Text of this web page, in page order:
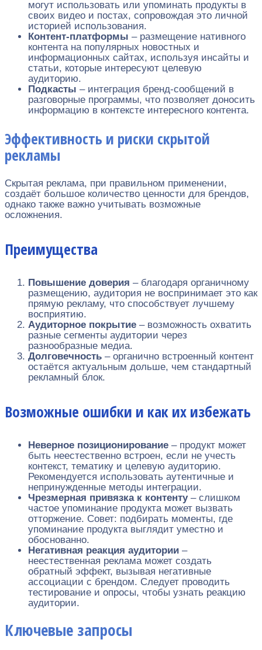
могут использовать или упоминать продукты в
своих видео и постах, сопровождая это личной
историей использования.
Контент-платформы – размещение нативного
контента на популярных новостных и
информационных сайтах, используя инсайты и
статьи, которые интересуют целевую
аудиторию.
Подкасты – интеграция бренд-сообщений в
разговорные программы, что позволяет доносить
информацию в контексте интересного контента.
Эффективность и риски скрытой
рекламы
Скрытая реклама, при правильном применении,
создаёт большое количество ценности для брендов,
однако также важно учитывать возможные
осложнения.
Преимущества
Повышение доверия – благодаря органичному
размещению, аудитория не воспринимает это как
прямую рекламу, что способствует лучшему
восприятию.
Аудиторное покрытие – возможность охватить
разные сегменты аудитории через
разнообразные медиа.
Долговечность – органично встроенный контент
остаётся актуальным дольше, чем стандартный
рекламный блок.
Возможные ошибки и как их избежать
Неверное позиционирование – продукт может
быть неестественно встроен, если не учесть
контекст, тематику и целевую аудиторию.
Рекомендуется использовать аутентичные и
непринужденные методы интеграции.
Чрезмерная привязка к контенту– слишком
частое упоминание продукта может вызвать
отторжение. Совет: подбирать моменты, где
упоминание продукта выглядит уместно и
обоснованно.
Негативная реакция аудитории –
неестественная реклама может создать
обратный эффект, вызывая негативные
ассоциации с брендом. Следует проводить
тестирование и опросы, чтобы узнать реакцию
аудитории.
Ключевые запросы